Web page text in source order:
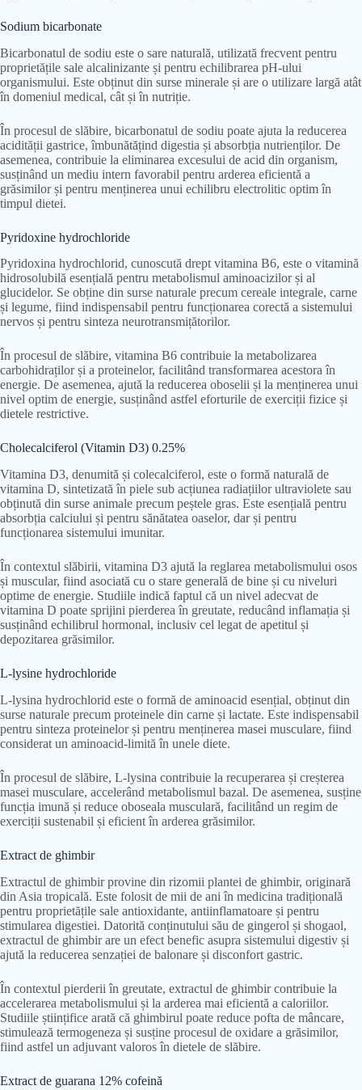
Sodium bicarbonate
Bicarbonatul de sodiu este o sare naturală, utilizată frecvent pentru
proprietățile sale alcalinizante și pentru echilibrarea pH-ului
organismului. Este obținut din surse minerale și are o utilizare largă atât
în domeniul medical, cât și în nutriție.
În procesul de slăbire, bicarbonatul de sodiu poate ajuta la reducerea
acidității gastrice, îmbunătățind digestia și absorbția nutrienților. De
asemenea, contribuie la eliminarea excesului de acid din organism,
susținând un mediu intern favorabil pentru arderea eficientă a
grăsimilor și pentru menținerea unui echilibru electrolitic optim în
timpul dietei.
Pyridoxine hydrochloride
Pyridoxina hydrochlorid, cunoscută drept vitamina B6, este o vitamină
hidrosolubilă esențială pentru metabolismul aminoacizilor și al
glucidelor. Se obține din surse naturale precum cereale integrale, carne
și legume, fiind indispensabil pentru funcționarea corectă a sistemului
nervos și pentru sinteza neurotransmițătorilor.
În procesul de slăbire, vitamina B6 contribuie la metabolizarea
carbohidraților și a proteinelor, facilitând transformarea acestora în
energie. De asemenea, ajută la reducerea oboselii și la menținerea unui
nivel optim de energie, susținând astfel eforturile de exerciții fizice și
dietele restrictive.
Cholecalciferol (Vitamin D3) 0.25%
Vitamina D3, denumită și colecalciferol, este o formă naturală de
vitamina D, sintetizată în piele sub acțiunea radiațiilor ultraviolete sau
obținută din surse animale precum peștele gras. Este esențială pentru
absorbția calciului și pentru sănătatea oaselor, dar și pentru
funcționarea sistemului imunitar.
În contextul slăbirii, vitamina D3 ajută la reglarea metabolismului osos
și muscular, fiind asociată cu o stare generală de bine și cu niveluri
optime de energie. Studiile indică faptul că un nivel adecvat de
vitamina D poate sprijini pierderea în greutate, reducând inflamația și
susținând echilibrul hormonal, inclusiv cel legat de apetitul și
depozitarea grăsimilor.
L-lysine hydrochloride
L-lysina hydrochlorid este o formă de aminoacid esențial, obținut din
surse naturale precum proteinele din carne și lactate. Este indispensabil
pentru sinteza proteinelor și pentru menținerea masei musculare, fiind
considerat un aminoacid-limită în unele diete.
În procesul de slăbire, L-lysina contribuie la recuperarea și creșterea
masei musculare, accelerând metabolismul bazal. De asemenea, susține
funcția imună și reduce oboseala musculară, facilitând un regim de
exerciții sustenabil și eficient în arderea grăsimilor.
Extract de ghimbir
Extractul de ghimbir provine din rizomii plantei de ghimbir, originară
din Asia tropicală. Este folosit de mii de ani în medicina tradițională
pentru proprietățile sale antioxidante, antiinflamatoare și pentru
stimularea digestiei. Datorită conținutului său de gingerol și shogaol,
extractul de ghimbir are un efect benefic asupra sistemului digestiv și
ajută la reducerea senzației de balonare și disconfort gastric.
În contextul pierderii în greutate, extractul de ghimbir contribuie la
accelerarea metabolismului și la arderea mai eficientă a caloriilor.
Studiile științifice arată că ghimbirul poate reduce pofta de mâncare,
stimulează termogeneza și susține procesul de oxidare a grăsimilor,
fiind astfel un adjuvant valoros în dietele de slăbire.
Extract de guarana 12% cofeină